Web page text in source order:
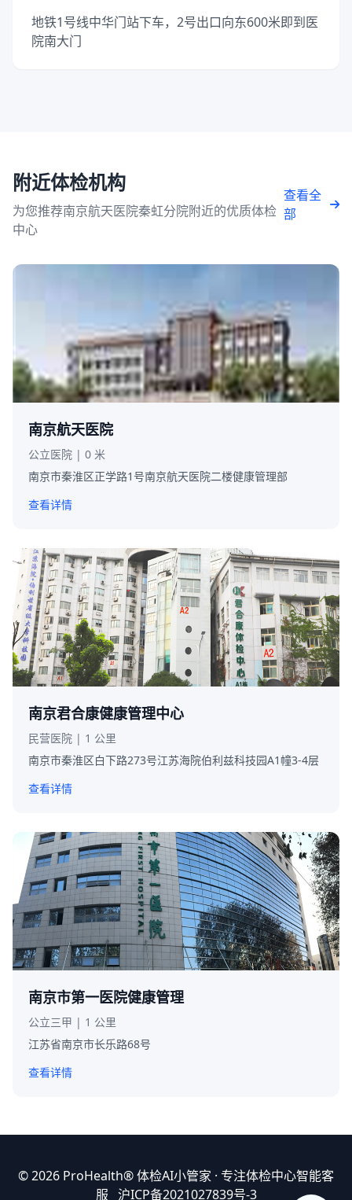
地铁1号线中华门站下车，2号出口向东600米即到医
院南大门
附近体检机构
为您推荐南京航天医院秦虹分院附近的优质体检
中心
查看全
部
南京航天医院
公立医院 | 0 米
南京市秦淮区正学路1号南京航天医院二楼健康管理部
查看详情
南京君合康健康管理中心
民营医院 | 1 公里
南京市秦淮区白下路273号江苏海院伯利兹科技园A1幢3-4层
查看详情
南京市第一医院健康管理
公立三甲 | 1 公里
江苏省南京市长乐路68号
查看详情
© 2026 ProHealth®体检AI小管家 · 专注体检中心智能客
服 沪ICP备2021027839号-3